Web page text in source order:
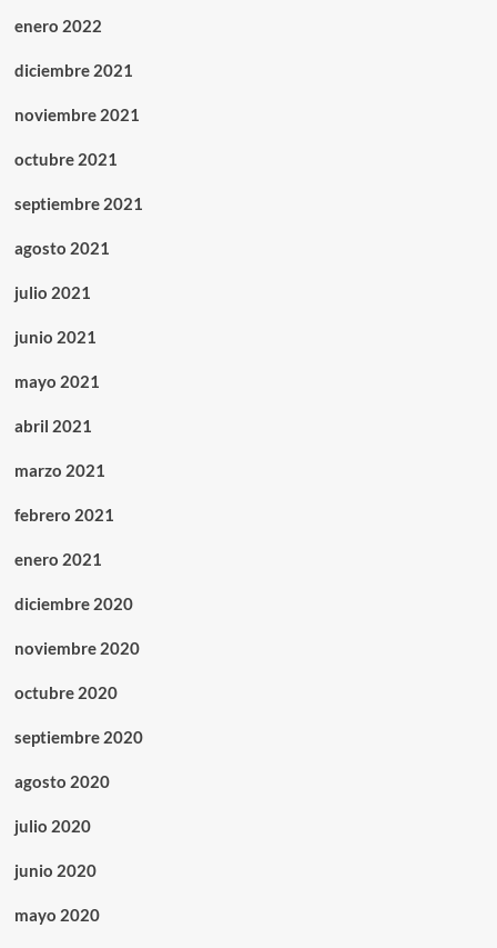
enero 2022
diciembre 2021
noviembre 2021
octubre 2021
septiembre 2021
agosto 2021
julio 2021
junio 2021
mayo 2021
abril 2021
marzo 2021
febrero 2021
enero 2021
diciembre 2020
noviembre 2020
octubre 2020
septiembre 2020
agosto 2020
julio 2020
junio 2020
mayo 2020